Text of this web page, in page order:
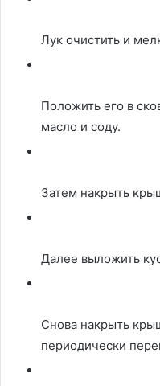
Лук очистить и
Положить его в
масло и соду.
Затем накрыть
Далее выложить
Снова накрыть
периодически